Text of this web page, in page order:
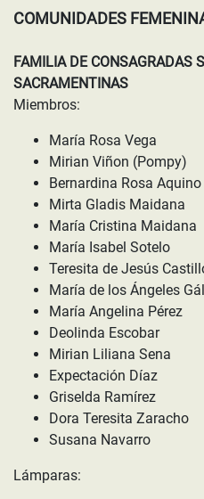
COMUNIDADES
FAMILIA DE CONSAGRADAS
SACRAMENTINAS
Miembros:
María Rosa Vega
Mirian Viñon (Pompy)
Bernardina Rosa Aquino
Mirta Gladis Maidana
María Cristina Maidana
María Isabel Sotelo
Teresita de Jesús
María de los Ángeles
María Angelina Pérez
Deolinda Escobar
Mirian Liliana Sena
Expectación Díaz
Griselda Ramírez
Dora Teresita Zaracho
Susana Navarro
Lámparas: